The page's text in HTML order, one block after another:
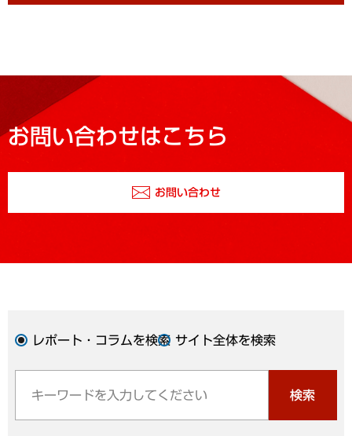
お問い合わせはこちら
お問い合わせ
レポート・コラムを検索 サイト全体を検索
検索